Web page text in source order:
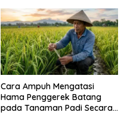
Cara Ampuh Mengatasi
Hama Penggerek Batang
pada Tanaman Padi Secara